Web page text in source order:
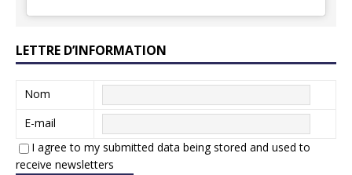
LETTRE D’INFORMATION
Nom
E-mail
I agree to my submitted data being stored and used to
receive newsletters